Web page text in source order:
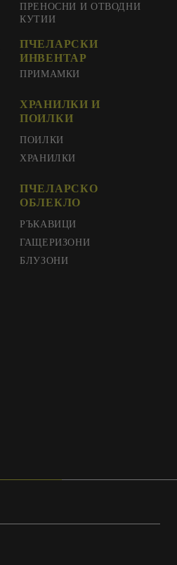
ПРЕНОСНИ И ОТВОДНИ
КУТИИ
ПЧЕЛАРСКИ
ИНВЕНТАР
ПРИМАМКИ
ХРАНИЛКИ И
ПОИЛКИ
ПОИЛКИ
ХРАНИЛКИ
ПЧЕЛАРСКО
ОБЛЕКЛО
РЪКАВИЦИ
ГАЩЕРИЗОНИ
БЛУЗОНИ